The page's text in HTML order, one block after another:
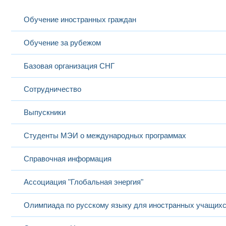
Обучение иностранных граждан
Обучение за рубежом
Базовая организация СНГ
Сотрудничество
Выпускники
Студенты МЭИ о международных программах
Справочная информация
Ассоциация "Глобальная энергия"
Олимпиада по русскому языку для иностранных